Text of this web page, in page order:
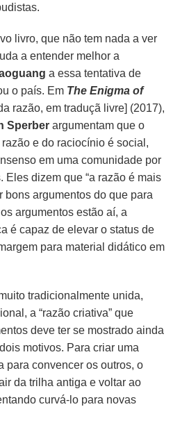
livro, que não tem nada a ver
a entender melhor a
a essa tentativa de
o país. Em The Enigma of
razão, em traduçã livre] (2017),
Sperber argumentam que o
e do raciocínio é social,
em uma comunidade por
Eles dizem que “a razão é mais
bons argumentos do que para
argumentos estão aí, a
é capaz de elevar o status de
para material didático em
tradicionalmente unida,
a “razão criativa” que
deve ter se mostrado ainda
motivos. Para criar uma
para convencer os outros, o
da trilha antiga e voltar ao
curvá-lo para novas